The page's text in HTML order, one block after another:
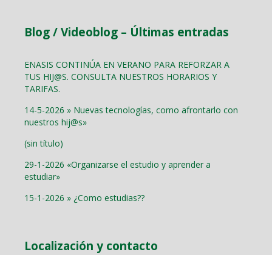
Blog / Videoblog – Últimas entradas
ENASIS CONTINÚA EN VERANO PARA REFORZAR A
TUS HIJ@S. CONSULTA NUESTROS HORARIOS Y
TARIFAS.
14-5-2026 » Nuevas tecnologías, como afrontarlo con
nuestros hij@s»
(sin título)
29-1-2026 «Organizarse el estudio y aprender a
estudiar»
15-1-2026 » ¿Como estudias??
Localización y contacto